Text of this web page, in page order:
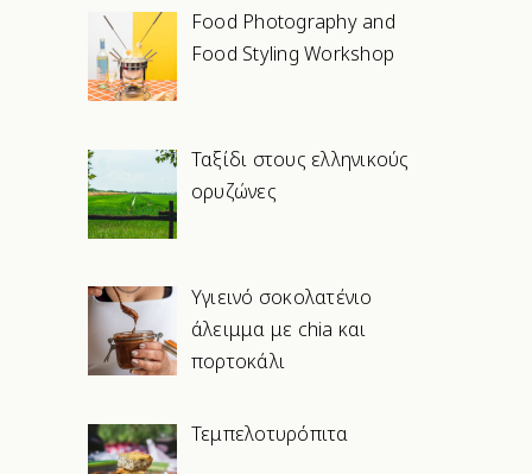
Food Photography and
Food Styling Workshop
Ταξίδι στους ελληνικούς
ορυζώνες
Υγιεινό σοκολατένιο
άλειμμα με chia και
πορτοκάλι
Τεμπελοτυρόπιτα